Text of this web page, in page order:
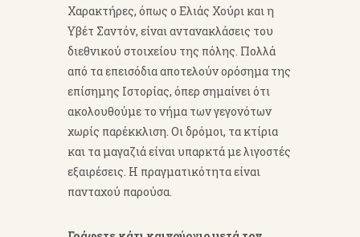
Χαρακτήρες, όπως ο Ελιάς Χούρι και η
Υβέτ Σαντόν, είναι αντανακλάσεις του
διεθνικού στοιχείου της πόλης. Πολλά
από τα επεισόδια αποτελούν ορόσημα της
επίσημης Ιστορίας, όπερ σημαίνει ότι
ακολουθούμε το νήμα των γεγονότων
χωρίς παρέκκλιση. Οι δρόμοι, τα κτίρια
και τα μαγαζιά είναι υπαρκτά με λιγοστές
εξαιρέσεις. Η πραγματικότητα είναι
πανταχού παρούσα.